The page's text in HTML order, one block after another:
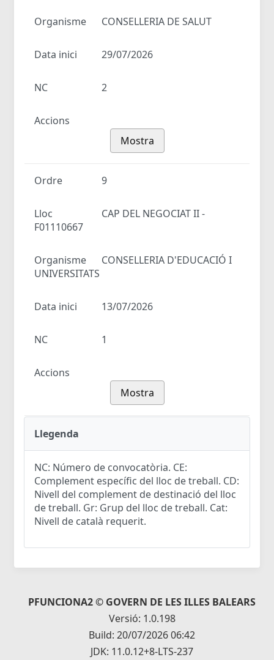
Organisme CONSELLERIA DE SALUT
Data inici 29/07/2026
NC 2
Accions
Mostra
Ordre 9
Lloc
CAP DEL NEGOCIAT II -
F01110667
Organisme
CONSELLERIA D'EDUCACIÓ I
UNIVERSITATS
Data inici 13/07/2026
NC 1
Accions
Mostra
Llegenda
NC: Número de convocatòria. CE:
Complement específic del lloc de treball. CD:
Nivell del complement de destinació del lloc
de treball. Gr: Grup del lloc de treball. Cat:
Nivell de català requerit.
PFUNCIONA2 © GOVERN DE LES ILLES BALEARS
Versió: 1.0.198
Build: 20/07/2026 06:42
JDK: 11.0.12+8-LTS-237